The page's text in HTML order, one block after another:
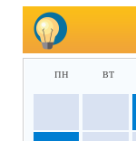
пн вт